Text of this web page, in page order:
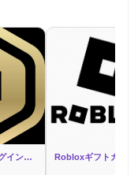
500 Robux（ログイン経由）